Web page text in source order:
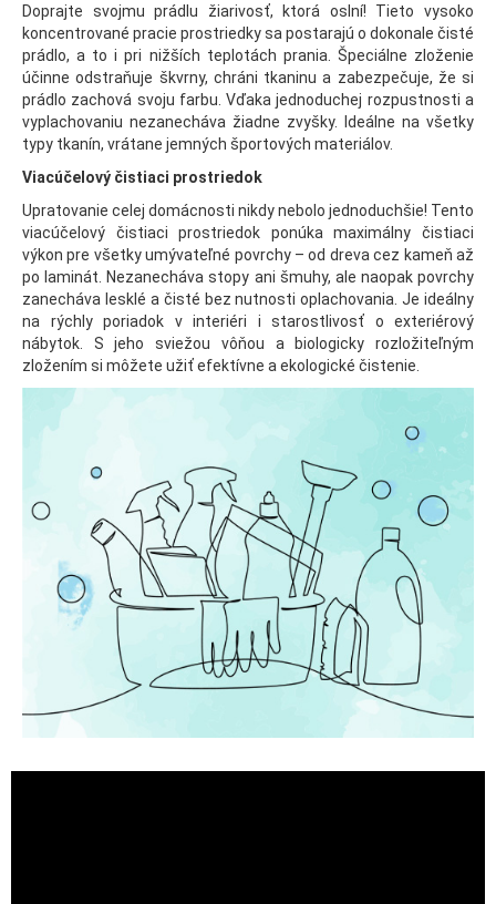
Doprajte svojmu prádlu žiarivosť, ktorá oslní! Tieto vysoko
koncentrované pracie prostriedky sa postarajú o dokonale čisté
prádlo, a to i pri nižších teplotách prania. Špeciálne zloženie
účinne odstraňuje škvrny, chráni tkaninu a zabezpečuje, že si
prádlo zachová svoju farbu. Vďaka jednoduchej rozpustnosti a
vyplachovaniu nezanecháva žiadne zvyšky. Ideálne na všetky
typy tkanín, vrátane jemných športových materiálov.
Viacúčelový čistiaci prostriedok
Upratovanie celej domácnosti nikdy nebolo jednoduchšie! Tento
viacúčelový čistiaci prostriedok ponúka maximálny čistiaci
výkon pre všetky umývateľné povrchy – od dreva cez kameň až
po laminát. Nezanecháva stopy ani šmuhy, ale naopak povrchy
zanecháva lesklé a čisté bez nutnosti oplachovania. Je ideálny
na rýchly poriadok v interiéri i starostlivosť o exteriérový
nábytok. S jeho sviežou vôňou a biologicky rozložiteľným
zložením si môžete užiť efektívne a ekologické čistenie.